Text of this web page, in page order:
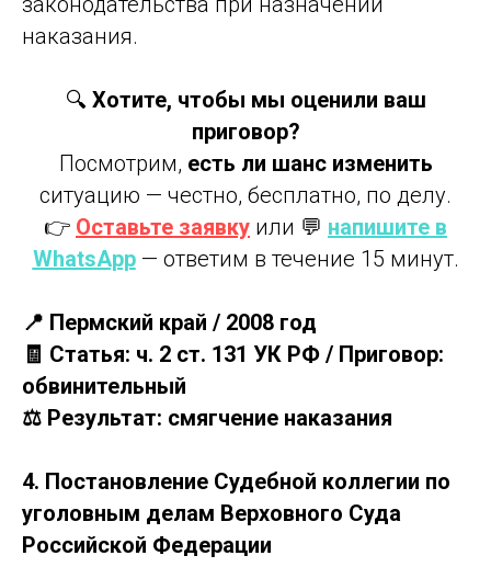
наказания.
🔍 Хотите, чтобы мы оценили ваш
приговор?
Посмотрим, есть ли шанс изменить
ситуацию — честно, бесплатно, по делу.
👉 Оставьте заявку или 💬 напишите в
WhatsApp— ответим в течение 15 минут.
📍 Пермский край / 2008 год
🧾 Статья: ч. 2 ст. 131 УК РФ / Приговор:
обвинительный
⚖️ Результат: смягчение наказания
4. Постановление Судебной коллегии по
уголовным делам Верховного Суда
Российской Федерации